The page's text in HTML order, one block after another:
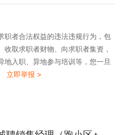
职者合法权益的违法违规行为，包
取求职者财物、向求职者集资，
地入职、异地参与培训等，您一旦
立即举报 >